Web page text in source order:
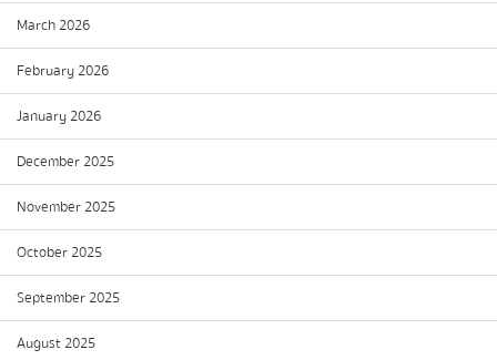
March 2026
February 2026
January 2026
December 2025
November 2025
October 2025
September 2025
August 2025